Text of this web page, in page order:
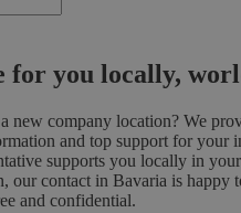
for you locally,
new company location? We
and top support for your
supports you locally in
our contact in Bavaria is happy
and confidential.